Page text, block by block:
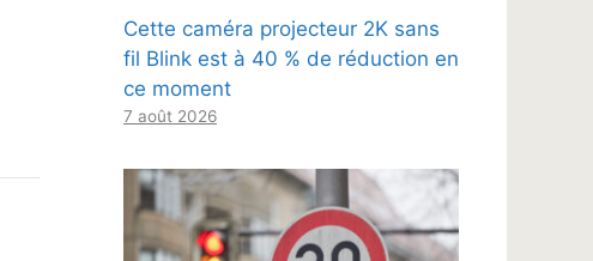
Cette caméra projecteur 2K sans
fil Blink est à 40 % de réduction en
ce moment
7 août 2026